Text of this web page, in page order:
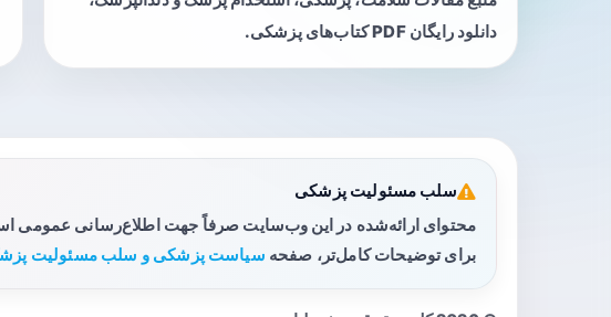
دانلود رایگان PDF کتاب‌های پزشکی.
سلب مسئولیت پزشکی
محتوای ارائه‌شده در این وب‌سایت صرفاً جهت اطلاع‌رسانی عمومی
برای توضیحات کامل‌تر، صفحه سیاست پزشکی و سلب مسئولیت